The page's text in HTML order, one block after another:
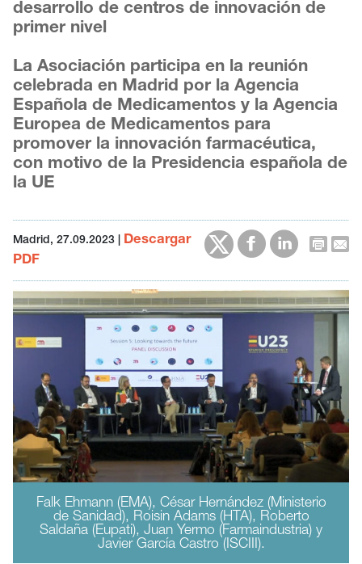
desarrollo de centros de innovación de
primer nivel
La Asociación participa en la reunión
celebrada en Madrid por la Agencia
Española de Medicamentos y la Agencia
Europea de Medicamentos para
promover la innovación farmacéutica,
con motivo de la Presidencia española de
la UE
Madrid, 27.09.2023
Descargar
PDF
Falk Ehmann (EMA), César Hernández (Ministerio
de Sanidad), Roisin Adams (HTA), Roberto
Saldaña (Eupati), Juan Yermo (Farmaindustria) y
Javier García Castro (ISCIII).